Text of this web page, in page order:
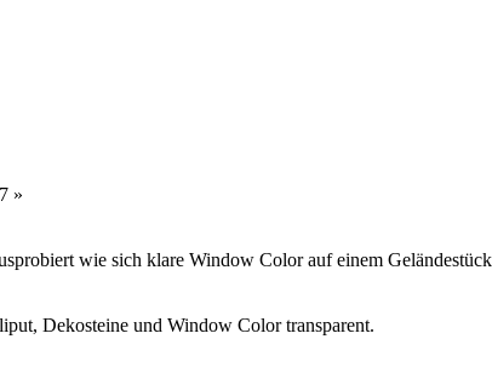
»
wie sich klare Window Color auf einem
Dekosteine und Window Color transparent.